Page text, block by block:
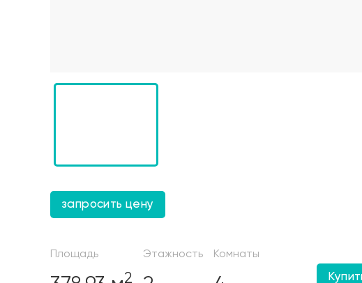
запросить цену
Площадь
2
Этажность Комнаты